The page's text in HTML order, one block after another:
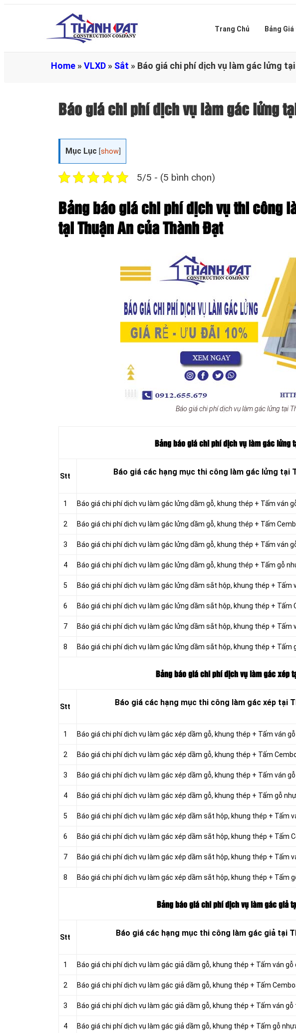
Trang Chủ Bảng Giá
Home »VLXD » Sắt » Báo giá chi phí dịch vụ làm gác lửng
Báo giá chi phí dịch vụ làm gác lửng
Mục Lục [show
5/5 - (5 bình chọn)
Bảng báo giá chi phí dịch vụ thi công
tại Thuận An của Thành Đạt
Báo giá chi phí dịch vụ làm gác lửng tại
Bảng báo giá chi phí dịch vụ làm gác lửng
Stt Báo giá các hạng mục thi công làm gác lửng tại
1 Báo giá chi phí dịch vụ làm gác lửng dầm gỗ, khung thép + Tấm ván
2 Báo giá chi phí dịch vụ làm gác lửng dầm gỗ, khung thép + Tấm
3 Báo giá chi phí dịch vụ làm gác lửng dầm gỗ, khung thép + Tấm ván
4 Báo giá chi phí dịch vụ làm gác lửng dầm gỗ, khung thép + Tấm gỗ
5 Báo giá chi phí dịch vụ làm gác lửng dầm sắt hộp, khung thép + Tấm
6 Báo giá chi phí dịch vụ làm gác lửng dầm sắt hộp, khung thép + Tấm
7 Báo giá chi phí dịch vụ làm gác lửng dầm sắt hộp, khung thép + Tấm
8 Báo giá chi phí dịch vụ làm gác lửng dầm sắt hộp, khung thép + Tấm
Bảng báo giá chi phí dịch vụ làm gác xép
Stt Báo giá các hạng mục thi công làm gác xép tại
1 Báo giá chi phí dịch vụ làm gác xép dầm gỗ, khung thép + Tấm ván
2 Báo giá chi phí dịch vụ làm gác xép dầm gỗ, khung thép + Tấm
3 Báo giá chi phí dịch vụ làm gác xép dầm gỗ, khung thép + Tấm ván
4 Báo giá chi phí dịch vụ làm gác xép dầm gỗ, khung thép + Tấm gỗ
5 Báo giá chi phí dịch vụ làm gác xép dầm sắt hộp, khung thép + Tấm
6 Báo giá chi phí dịch vụ làm gác xép dầm sắt hộp, khung thép + Tấm
7 Báo giá chi phí dịch vụ làm gác xép dầm sắt hộp, khung thép + Tấm
8 Báo giá chi phí dịch vụ làm gác xép dầm sắt hộp, khung thép + Tấm
Bảng báo giá chi phí dịch vụ làm gác giả
Stt Báo giá các hạng mục thi công làm gác giả tại
1 Báo giá chi phí dịch vụ làm gác giả dầm gỗ, khung thép + Tấm ván
2 Báo giá chi phí dịch vụ làm gác giả dầm gỗ, khung thép + Tấm
3 Báo giá chi phí dịch vụ làm gác giả dầm gỗ, khung thép + Tấm ván gỗ
4 Báo giá chi phí dịch vụ làm gác giả dầm gỗ, khung thép + Tấm gỗ